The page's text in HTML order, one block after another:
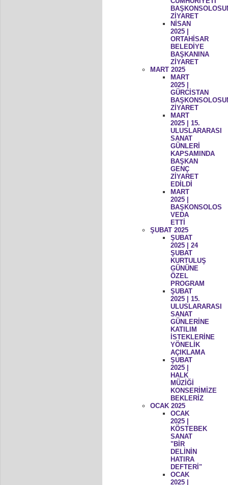
ZİYARET
NİSAN
2025 |
ORTAHİSAR
BELEDİYE
BAŞKANINA
ZİYARET
MART 2025
MART
2025 |
GÜRCİSTAN
ZİYARET
MART
2025 | 15.
ULUSLARARASI
SANAT
GÜNLERİ
KAPSAMINDA
BAŞKAN
GENÇ
ZİYARET
EDİLDİ
MART
2025 |
BAŞKONSOLOS
VEDA
ETTİ
ŞUBAT 2025
ŞUBAT
2025 | 24
ŞUBAT
KURTULUŞ
GÜNÜNE
ÖZEL
PROGRAM
ŞUBAT
2025 | 15.
ULUSLARARASI
SANAT
GÜNLERİNE
KATILIM
İSTEKLERİNE
YÖNELİK
AÇIKLAMA
ŞUBAT
2025 |
HALK
MÜZİĞİ
KONSERİMİZE
BEKLERİZ
OCAK 2025
OCAK
2025 |
KÖSTEBEK
SANAT
"BİR
DELİNİN
HATIRA
DEFTERİ"
OCAK
2025 |